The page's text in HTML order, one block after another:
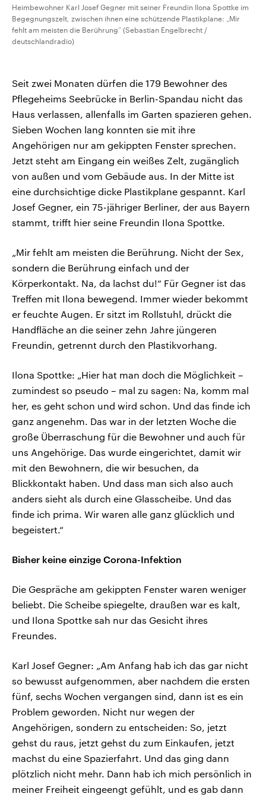
Heimbewohner Karl Josef Gegner mit seiner Freundin Ilona Spottke im
Begegnungszelt, zwischen ihnen eine schützende Plastikplane: „Mir
fehlt am meisten die Berührung“ (Sebastian Engelbrecht /
deutschlandradio)
Seit zwei Monaten dürfen die 179 Bewohner des
Pflegeheims Seebrücke in Berlin-Spandau nicht das
Haus verlassen, allenfalls im Garten spazieren gehen.
Sieben Wochen lang konnten sie mit ihre
Angehörigen nur am gekippten Fenster sprechen.
Jetzt steht am Eingang ein weißes Zelt, zugänglich
von außen und vom Gebäude aus. In der Mitte ist
eine durchsichtige dicke Plastikplane gespannt. Karl
Josef Gegner, ein 75-jähriger Berliner, der aus Bayern
stammt, trifft hier seine Freundin Ilona Spottke.
„Mir fehlt am meisten die Berührung. Nicht der Sex,
sondern die Berührung einfach und der
Körperkontakt. Na, da lachst du!“ Für Gegner ist das
Treffen mit Ilona bewegend. Immer wieder bekommt
er feuchte Augen. Er sitzt im Rollstuhl, drückt die
Handfläche an die seiner zehn Jahre jüngeren
Freundin, getrennt durch den Plastikvorhang.
Ilona Spottke: „Hier hat man doch die Möglichkeit –
zumindest so pseudo – mal zu sagen: Na, komm mal
her, es geht schon und wird schon. Und das finde ich
ganz angenehm. Das war in der letzten Woche die
große Überraschung für die Bewohner und auch für
uns Angehörige. Das wurde eingerichtet, damit wir
mit den Bewohnern, die wir besuchen, da
Blickkontakt haben. Und dass man sich also auch
anders sieht als durch eine Glasscheibe. Und das
finde ich prima. Wir waren alle ganz glücklich und
begeistert.“
Bisher keine einzige Corona-Infektion
Die Gespräche am gekippten Fenster waren weniger
beliebt. Die Scheibe spiegelte, draußen war es kalt,
und Ilona Spottke sah nur das Gesicht ihres
Freundes.
Karl Josef Gegner: „Am Anfang hab ich das gar nicht
so bewusst aufgenommen, aber nachdem die ersten
fünf, sechs Wochen vergangen sind, dann ist es ein
Problem geworden. Nicht nur wegen der
Angehörigen, sondern zu entscheiden: So, jetzt
gehst du raus, jetzt gehst du zum Einkaufen, jetzt
machst du eine Spazierfahrt. Und das ging dann
plötzlich nicht mehr. Dann hab ich mich persönlich in
meiner Freiheit eingeengt gefühlt, und es gab dann